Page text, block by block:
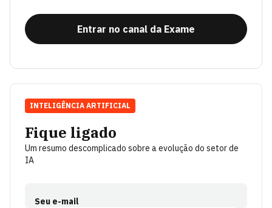
Entrar no canal da Exame
Fique ligado
Um resumo descomplicado sobre a evolução do setor de
IA
Seu e-mail
INTELIGÊNCIA ARTIFICIAL